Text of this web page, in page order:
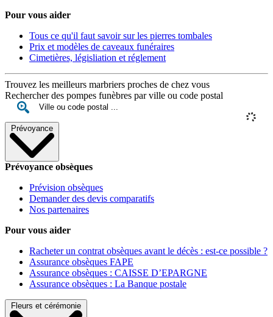
Pour vous aider
Tous ce qu'il faut savoir sur les pierres tombales
Prix et modèles de caveaux funéraires
Cimetières, législiation et réglement
Trouvez les meilleurs marbriers proches de chez vous
Rechercher des pompes funèbres par ville ou code postal
Prévoyance
Prévoyance obsèques
Prévision obsèques
Demander des devis comparatifs
Nos partenaires
Pour vous aider
Racheter un contrat obsèques avant le décès : est-ce possible ?
Assurance obsèques FAPE
Assurance obsèques : CAISSE D’EPARGNE
Assurance obsèques : La Banque postale
Fleurs et cérémonie